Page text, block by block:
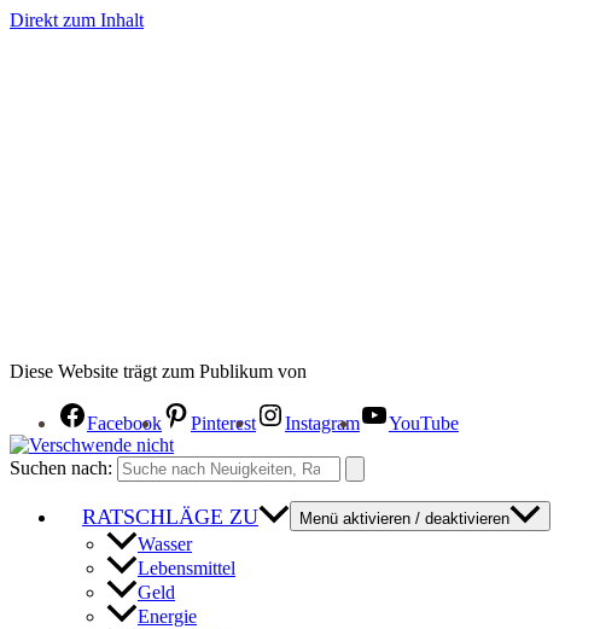
Direkt zum Inhalt
Diese Website trägt zum Publikum von
Facebook Pinterest Instagram YouTube
Suchen nach:
RATSCHLÄGE ZU Menü aktivieren / deaktivieren
Wasser
Lebensmittel
Geld
Energie